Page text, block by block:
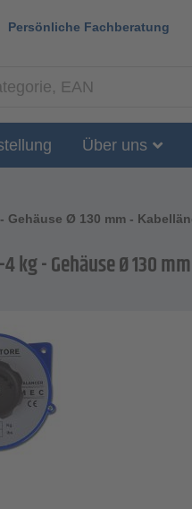
Persönliche Fachberatung
Über uns
Ø 130 mm -
kg - Gehäuse Ø 130